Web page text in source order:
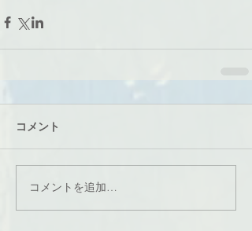
コメント
コメントを追加…